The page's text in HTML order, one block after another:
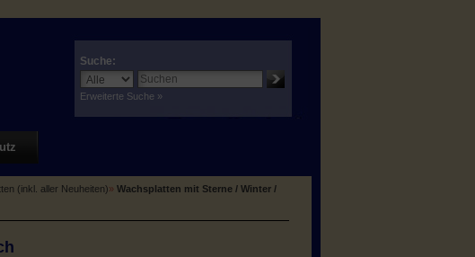
Suche:
Erweiterte Suche »
(inkl. aller Neuheiten)» Wachsplatten mit Sterne / Winter /